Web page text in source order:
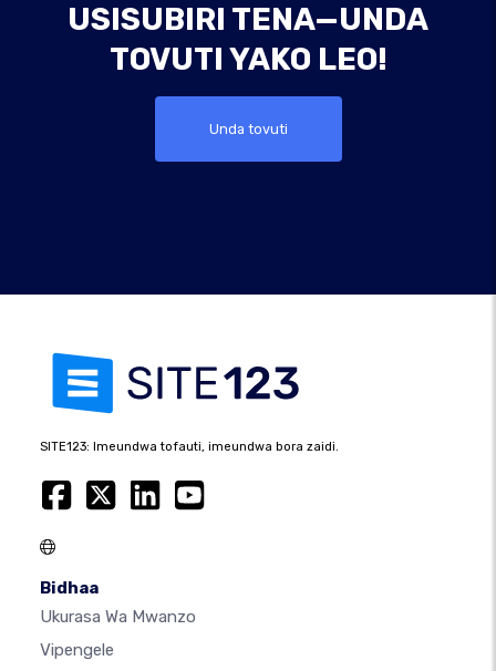
USISUBIRI TENA—UNDA
TOVUTI YAKO LEO!
Unda tovuti
SITE123: Imeundwa tofauti, imeundwa bora zaidi.
Bidhaa
Ukurasa Wa Mwanzo
Vipengele